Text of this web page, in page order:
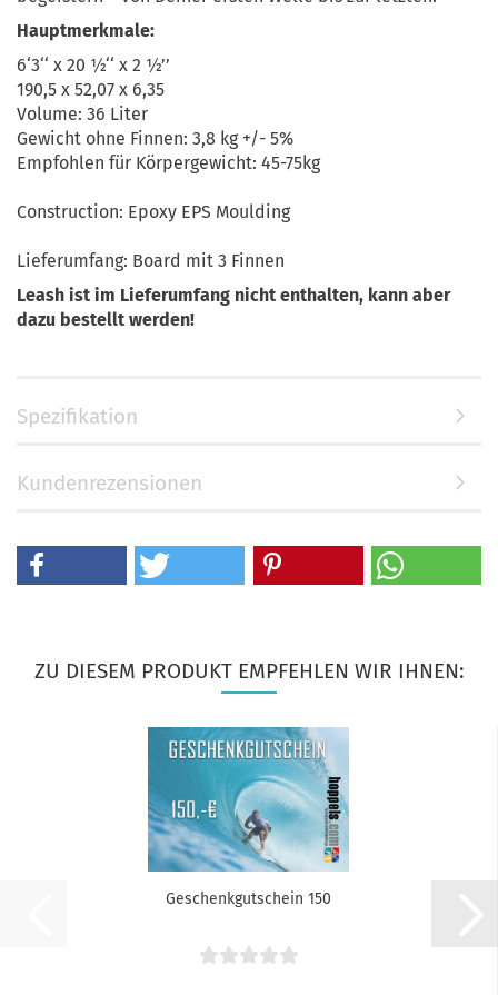
Hauptmerkmale:
6‘3‘‘ x 20 ½‘‘ x 2 ½’’
190,5 x 52,07 x 6,35
Volume: 36 Liter
Gewicht ohne Finnen: 3,8 kg +/- 5%
Empfohlen für Körpergewicht: 45-75kg
Construction: Epoxy EPS Moulding
Lieferumfang: Board mit 3 Finnen
Leash ist im Lieferumfang nicht enthalten, kann aber
dazu bestellt werden!
Spezifikation
Kundenrezensionen
ZU DIESEM PRODUKT EMPFEHLEN WIR IHNEN:
Geschenkgutschein 150